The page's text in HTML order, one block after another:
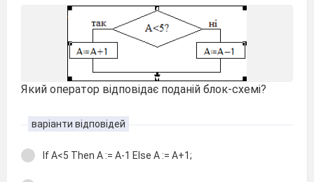
Який оператор відповідає поданій блок-схемі?
варіанти відповідей
If A<5 Then A := A-1 Else A := A+1;